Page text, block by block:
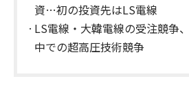
資…初の投資先はLS電線
LS電線・大韓電線の受注競争
中での超高圧技術競争